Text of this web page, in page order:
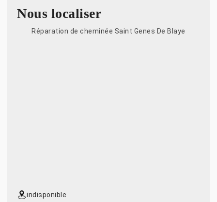
Nous localiser
Réparation de cheminée Saint Genes De Blaye
indisponible